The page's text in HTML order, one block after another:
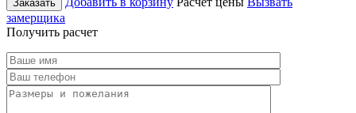
Заказать
замерщика
Получить расчет